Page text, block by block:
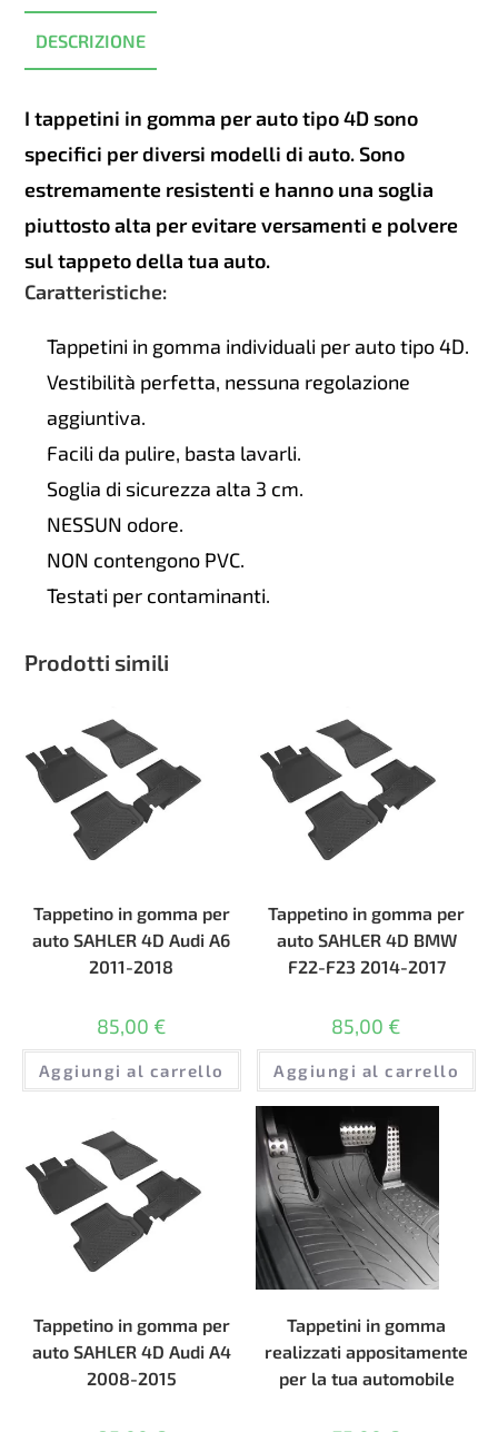
quantità
DESCRIZIONE
I tappetini in gomma per auto tipo 4D sono
specifici per diversi modelli di auto. Sono
estremamente resistenti e hanno una soglia
piuttosto alta per evitare versamenti e polvere
sul tappeto della tua auto.
Caratteristiche:
Tappetini in gomma individuali per auto tipo 4D.
Vestibilità perfetta, nessuna regolazione
aggiuntiva.
Facili da pulire, basta lavarli.
Soglia di sicurezza alta 3 cm.
NESSUN odore.
NON contengono PVC.
Testati per contaminanti.
Prodotti simili
Tappetino in gomma per
auto SAHLER 4D Audi A6
2011-2018
85,00 €
Aggiungi al carrello
Tappetino in gomma per
auto SAHLER 4D BMW
F22-F23 2014-2017
85,00 €
Aggiungi al carrello
Tappetino in gomma per
auto SAHLER 4D Audi A4
2008-2015
Tappetini in gomma
realizzati appositamente
per la tua automobile